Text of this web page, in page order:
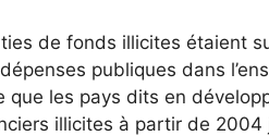
de fonds illicites étaient
publiques dans
que les pays dits en
illicites à partir de 2004